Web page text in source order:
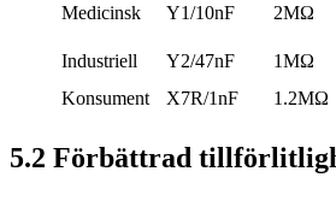
Medicinsk Y1/10nF 2MΩ
Industriell
Y2/47nF 1MΩ
Konsument
X7R/1nF 1.2MΩ
5.2 Förbättrad